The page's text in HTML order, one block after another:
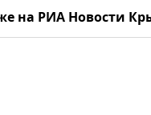
на РИА Новости